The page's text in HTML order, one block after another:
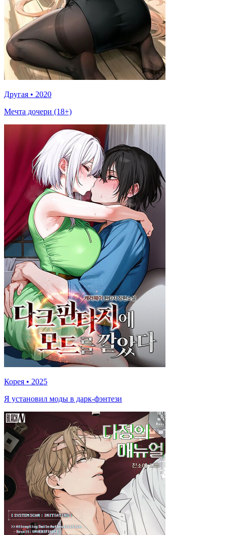
Другая • 2020
Мечта дочери (18+)
Корея • 2025
Я установил моды в дарк-фэнтези